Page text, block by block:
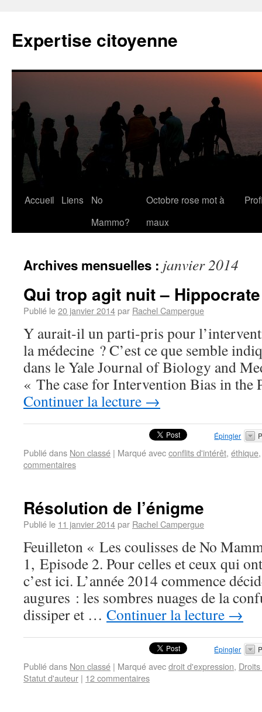
Expertise citoyenne
Accueil Liens
No
Mammo?
Octobre rose mot à
maux
Archives mensuelles : janvier 2014
Qui trop agit nuit –
Publié le20 janvier 2014par Rachel Campergue
Y aurait-il un parti-pris pour
la médecine ? C’est ce que semble
dans le Yale Journal of Biology and
« The case for Intervention Bias in
Continuer la lecture →
Épingler
Publié dans Non classé | Marqué avecconflits d'intérêt, éthique
commentaires
Résolution de l’énigme
Publié le 11 janvier 2014par Rachel Campergue
Feuilleton « Les coulisses de No
1, Episode 2. Pour celles et ceux qui
c’est ici. L’année 2014 commence
augures : les sombres nuages de la
dissiper et … Continuer la lecture →
Épingler
Publié dans Non classé | Marqué avecdroit d'expression,
Statut d'auteur | 12 commentaires